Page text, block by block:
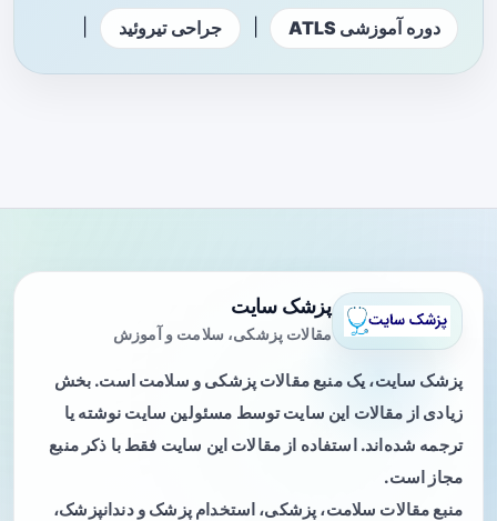
دوره آموزشی ATLS جراحی تیروئید
پزشک سایت
مقالات پزشکی، سلامت و آموزش
پزشک سایت، یک منبع مقالات پزشکی و سلامت است. بخش
زیادی از مقالات این سایت توسط مسئولین سایت نوشته یا
ترجمه شده‌اند. استفاده از مقالات این سایت فقط با ذکر منبع
مجاز است.
منبع مقالات سلامت، پزشکی، استخدام پزشک و دندانپزشک،